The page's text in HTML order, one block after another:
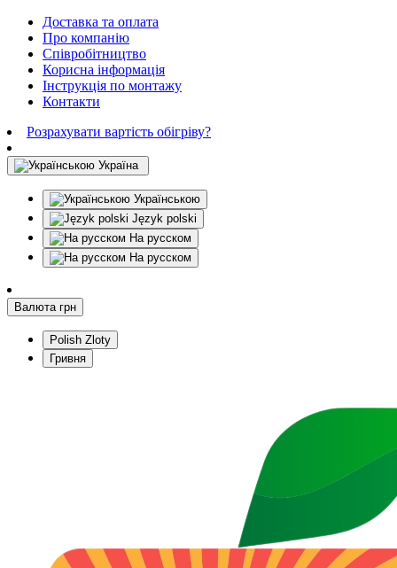
Доставка та оплата
Про компанію
Співробітництво
Корисна інформація
Інструкція по монтажу
Контакти
Розрахувати вартість обігріву?
Україна
Українською
Język polski
На русском
На русском
Валюта грн
Polish Zloty
Гривня